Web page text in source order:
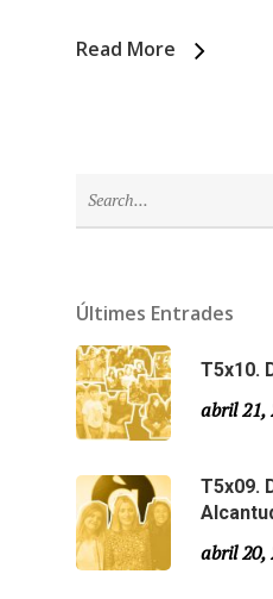
Read More
Últimes Entrades
T5x10.
abril 21,
T5x09.
abril 20,